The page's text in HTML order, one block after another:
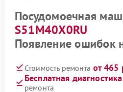
Посудомоечная
S51M40X0RU
Появление ошибок
Стоимость ремонта от 465
Бесплатная диагностика
ремонта